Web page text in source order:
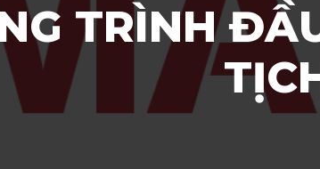
TRÌNH